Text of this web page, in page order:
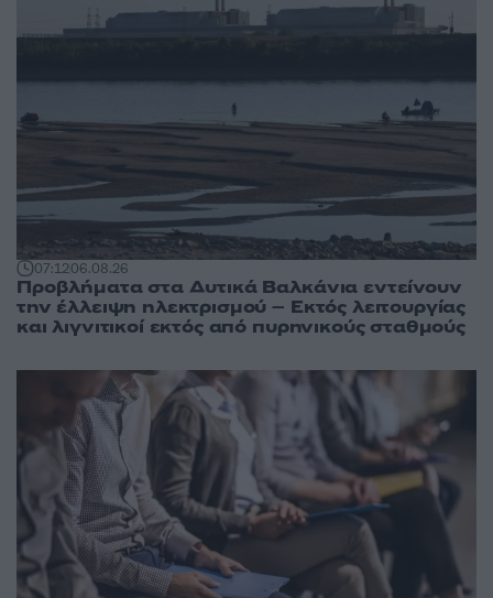
07:1206.08.26
Προβλήματα στα Δυτικά Βαλκάνια εντείνουν
την έλλειψη ηλεκτρισμού – Εκτός λειτουργίας
και λιγνιτικοί εκτός από πυρηνικούς σταθμούς